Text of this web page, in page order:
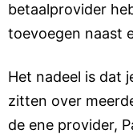
betaalprovider
toevoegen naast
Het nadeel is dat
zitten over
de ene provider,